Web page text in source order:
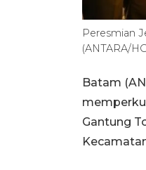
Peresmian
(ANTARA/
Batam
Gantung